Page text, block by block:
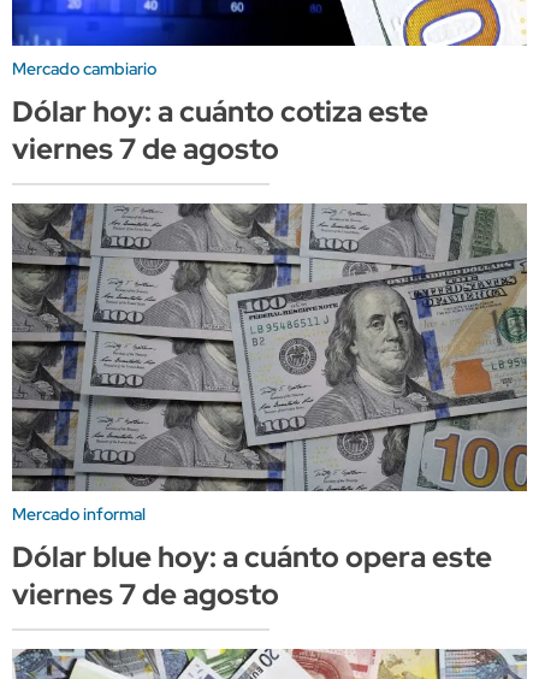
Mercado cambiario
Dólar hoy: a cuánto cotiza este
viernes 7 de agosto
Mercado informal
Dólar blue hoy: a cuánto opera este
viernes 7 de agosto